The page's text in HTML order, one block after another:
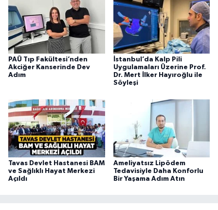
PAÜ Tıp Fakültesi’nden
Akciğer Kanserinde Dev
Adım
İstanbul’da Kalp Pili
Uygulamaları Üzerine Prof.
Dr. Mert İlker Hayıroğlu ile
Söyleşi
Tavas Devlet Hastanesi BAM
ve Sağlıklı Hayat Merkezi
Açıldı
Ameliyatsız Lipödem
Tedavisiyle Daha Konforlu
Bir Yaşama Adım Atın